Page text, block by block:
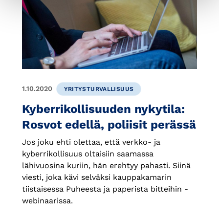
1.10.2020 YRITYSTURVALLISUUS
Kyberrikollisuuden nykytila:
Rosvot edellä, poliisit perässä
Jos joku ehti olettaa, että verkko- ja
kyberrikollisuus oltaisiin saamassa
lähivuosina kuriin, hän erehtyy pahasti. Siinä
viesti, joka kävi selväksi kauppakamarin
tiistaisessa Puheesta ja paperista bitteihin -
webinaarissa.